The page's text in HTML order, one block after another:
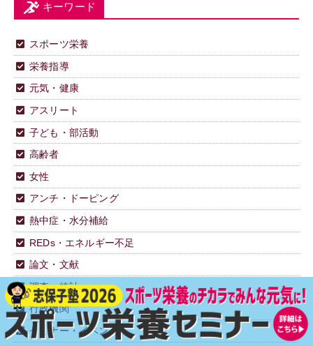
キーワード
スポーツ栄養
栄養指導
元気・健康
アスリート
子ども・部活動
高齢者
女性
アンチ・ドーピング
熱中症・水分補給
REDs・エネルギー不足
論文・文献
調査・統計
行政機関
セミナー・イベント